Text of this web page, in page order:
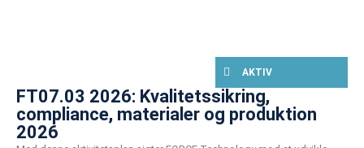
AKTIV
FT07.03 2026: Kvalitetssikring,
compliance, materialer og produktion
2026